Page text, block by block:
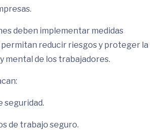
deben implementar medidas
reducir riesgos y proteger la
mental de los trabajadores.
seguridad.
de trabajo seguro.